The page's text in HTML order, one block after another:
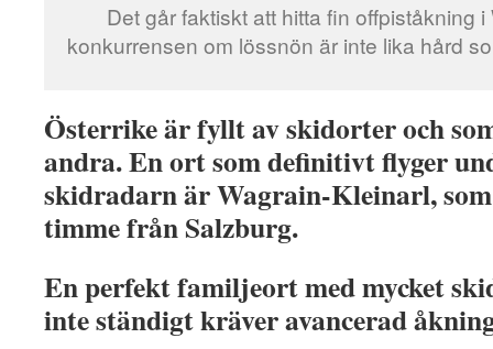
Det går faktiskt att hitta fin offpiståkning
konkurrensen om lössnön är inte lika hård
Österrike är fyllt av skidorter och
andra. En ort som definitivt flyger
skidradarn är Wagrain-Kleinarl,
timme från Salzburg.
En perfekt familjeort med mycket
inte ständigt kräver avancerad